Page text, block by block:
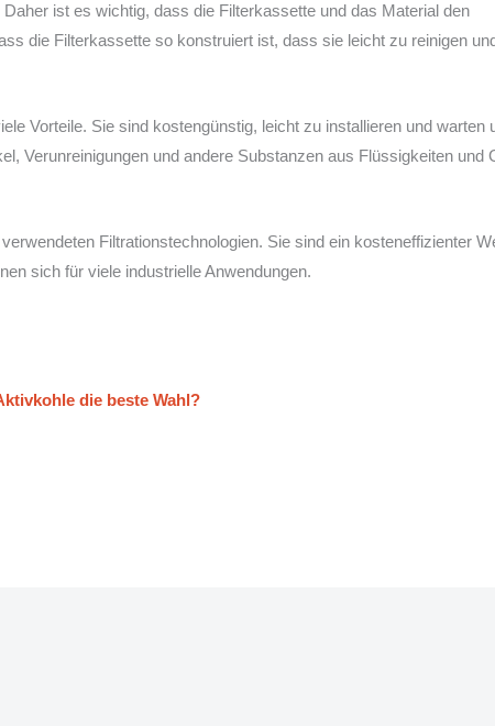
ist es wichtig, dass die Filterkassette und das Material den
die Filterkassette so konstruiert ist, dass sie leicht zu reinigen
Vorteile. Sie sind kostengünstig, leicht zu installieren und warten
Verunreinigungen und andere Substanzen aus Flüssigkeiten und
Filtrationstechnologien. Sie sind ein kosteneffizienter
sich für viele industrielle Anwendungen.
die beste Wahl?